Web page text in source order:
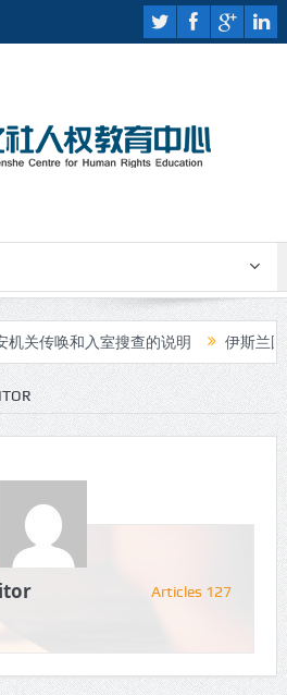
和入室搜查的说明 伊斯兰国宣布对
Articles 127